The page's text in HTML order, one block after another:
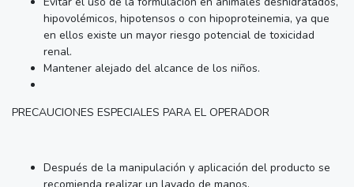
hipovolémicos, hipotensos o con hipoproteinemia, ya que
en ellos existe un mayor riesgo potencial de toxicidad
renal.
Mantener alejado del alcance de los niños.
PRECAUCIONES ESPECIALES PARA EL OPERADOR
Después de la manipulación y aplicación del producto se